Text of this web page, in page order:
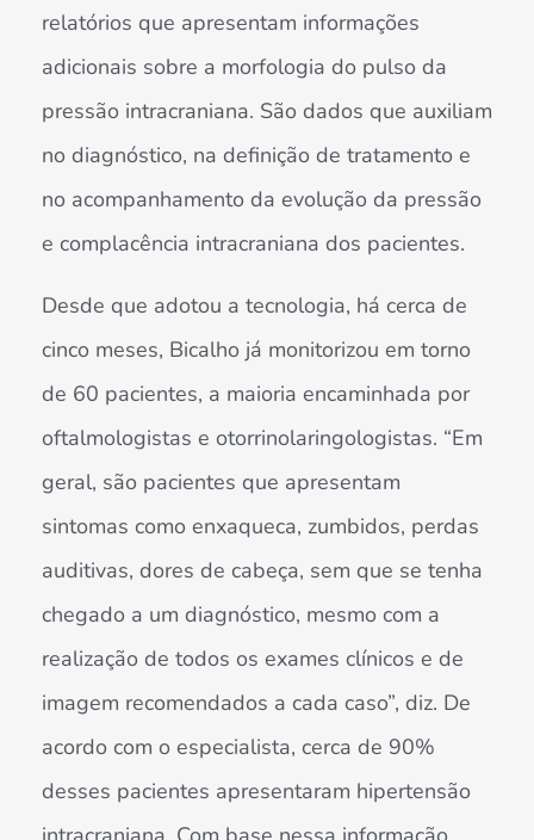
relatórios que apresentam informações
adicionais sobre a morfologia do pulso da
pressão intracraniana. São dados que auxiliam
no diagnóstico, na definição de tratamento e
no acompanhamento da evolução da pressão
e complacência intracraniana dos pacientes.
Desde que adotou a tecnologia, há cerca de
cinco meses, Bicalho já monitorizou em torno
de 60 pacientes, a maioria encaminhada por
oftalmologistas e otorrinolaringologistas. “Em
geral, são pacientes que apresentam
sintomas como enxaqueca, zumbidos, perdas
auditivas, dores de cabeça, sem que se tenha
chegado a um diagnóstico, mesmo com a
realização de todos os exames clínicos e de
imagem recomendados a cada caso”, diz. De
acordo com o especialista, cerca de 90%
desses pacientes apresentaram hipertensão